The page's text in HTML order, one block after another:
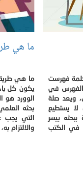
فهرست
الفهرس في
ويعد صلة
لا يستطيع
ببحثه بيسر
في الكتب
ما هي
ما هي
يكون كل
الوورد هو
بحثه
التي يجب
والالتزام